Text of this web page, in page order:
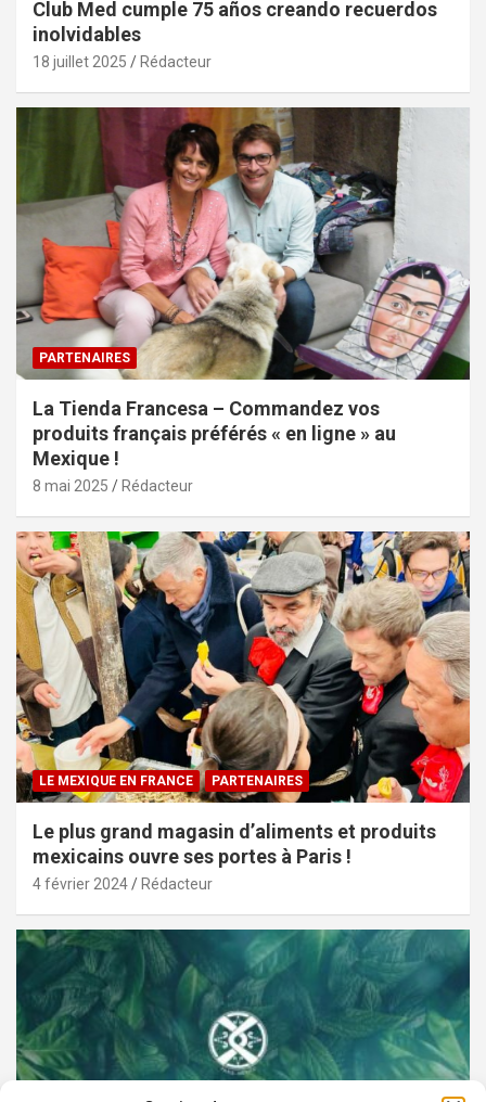
Club Med cumple 75 años creando recuerdos
inolvidables
18 juillet 2025 Rédacteur
PARTENAIRES
La Tienda Francesa – Commandez vos
produits français préférés « en ligne » au
Mexique !
8 mai 2025 Rédacteur
LE MEXIQUE EN FRANCE PARTENAIRES
Le plus grand magasin d’aliments et produits
mexicains ouvre ses portes à Paris !
4 février 2024 Rédacteur